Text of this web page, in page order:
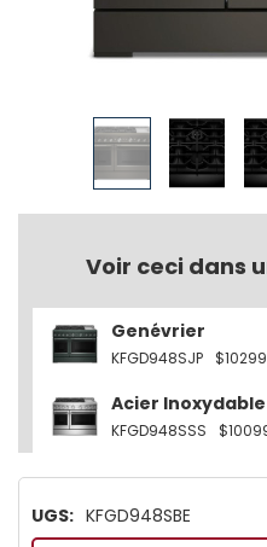
Voir ceci dans
Genévrier
KFGD948SJP
Acier Inoxydable
KFGD948SSS
UGS: KFGD948SBE